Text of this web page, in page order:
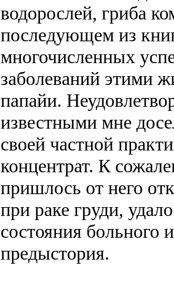
водорослей, гриба
последующем из
многочисленных
заболеваний этими
папайи.
известными мне
своей частной
концентрат. К
пришлось от него
при раке груди,
состояния больного
предыстория.